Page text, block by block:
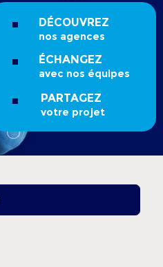
DÉCOUVREZ
nos agences
ÉCHANGEZ
avec nos équipes
PARTAGEZ
votre projet